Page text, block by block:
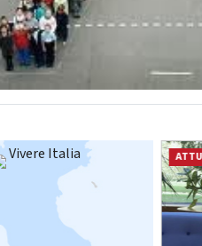
Vivere Italia